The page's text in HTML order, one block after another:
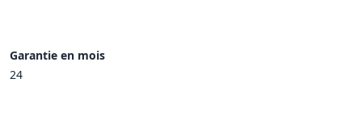
Garantie en mois
24